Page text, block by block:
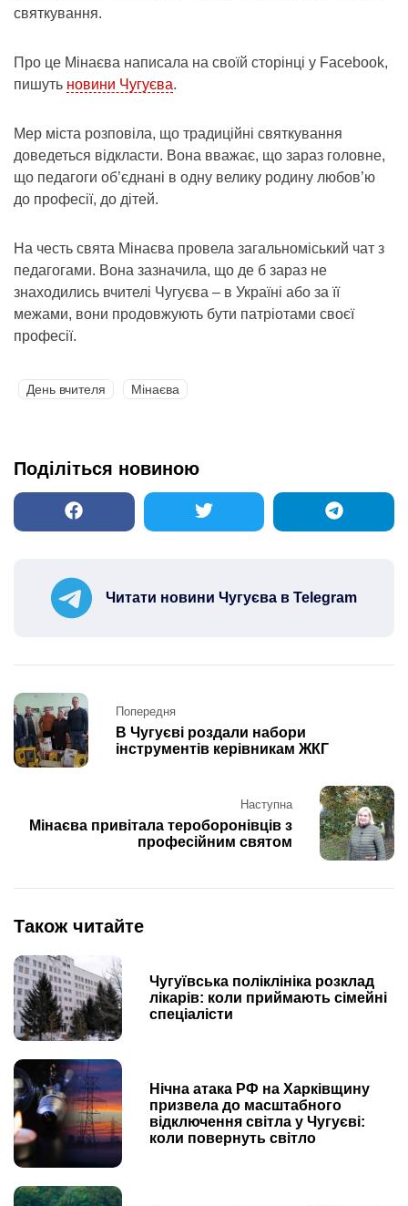
святкування.
Про це Мінаєва написала на своїй сторінці у Facebook,
пишуть новини Чугуєва.
Мер міста розповіла, що традиційні святкування
доведеться відкласти. Вона вважає, що зараз головне,
що педагоги об’єднані в одну велику родину любов’ю
до професії, до дітей.
На честь свята Мінаєва провела загальноміський чат з
педагогами. Вона зазначила, що де б зараз не
знаходились вчителі Чугуєва – в Україні або за її
межами, вони продовжують бути патріотами своєї
професії.
День вчителя Мінаєва
Поділіться новиною
Читати новини Чугуєва в Telegram
Post
navigation
Попередня
В Чугуєві роздали набори
інструментів керівникам ЖКГ
Наступна
Мінаєва привітала тероборонівців з
професійним святом
Також читайте
Чугуївська поліклініка розклад
лікарів: коли приймають сімейні
спеціалісти
Нічна атака РФ на Харківщину
призвела до масштабного
відключення світла у Чугуєві:
коли повернуть світло